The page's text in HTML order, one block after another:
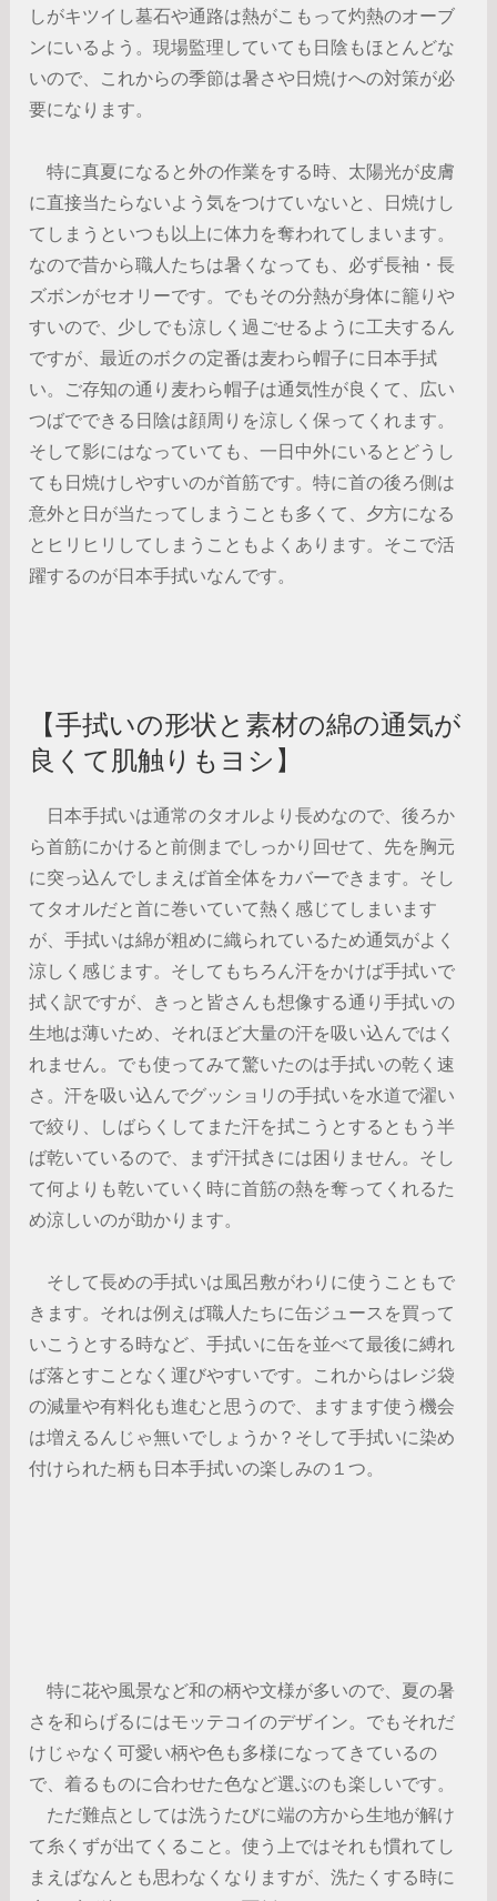
しがキツイし墓石や通路は熱がこもって灼熱のオーブ
ンにいるよう。現場監理していても日陰もほとんどな
いので、これからの季節は暑さや日焼けへの対策が必
要になります。
特に真夏になると外の作業をする時、太陽光が皮膚
に直接当たらないよう気をつけていないと、日焼けし
てしまうといつも以上に体力を奪われてしまいます。
なので昔から職人たちは暑くなっても、必ず長袖・長
ズボンがセオリーです。でもその分熱が身体に籠りや
すいので、少しでも涼しく過ごせるように工夫するん
ですが、最近のボクの定番は麦わら帽子に日本手拭
い。ご存知の通り麦わら帽子は通気性が良くて、広い
つばでできる日陰は顔周りを涼しく保ってくれます。
そして影にはなっていても、一日中外にいるとどうし
ても日焼けしやすいのが首筋です。特に首の後ろ側は
意外と日が当たってしまうことも多くて、夕方になる
とヒリヒリしてしまうこともよくあります。そこで活
躍するのが日本手拭いなんです。
【手拭いの形状と素材の綿の通気が
良くて肌触りもヨシ】
日本手拭いは通常のタオルより長めなので、後ろか
ら首筋にかけると前側までしっかり回せて、先を胸元
に突っ込んでしまえば首全体をカバーできます。そし
てタオルだと首に巻いていて熱く感じてしまいます
が、手拭いは綿が粗めに織られているため通気がよく
涼しく感じます。そしてもちろん汗をかけば手拭いで
拭く訳ですが、きっと皆さんも想像する通り手拭いの
生地は薄いため、それほど大量の汗を吸い込んではく
れません。でも使ってみて驚いたのは手拭いの乾く速
さ。汗を吸い込んでグッショリの手拭いを水道で濯い
で絞り、しばらくしてまた汗を拭こうとするともう半
ば乾いているので、まず汗拭きには困りません。そし
て何よりも乾いていく時に首筋の熱を奪ってくれるた
め涼しいのが助かります。
そして長めの手拭いは風呂敷がわりに使うこともで
きます。それは例えば職人たちに缶ジュースを買って
いこうとする時など、手拭いに缶を並べて最後に縛れ
ば落とすことなく運びやすいです。これからはレジ袋
の減量や有料化も進むと思うので、ますます使う機会
は増えるんじゃ無いでしょうか？そして手拭いに染め
付けられた柄も日本手拭いの楽しみの１つ。
特に花や風景など和の柄や文様が多いので、夏の暑
さを和らげるにはモッテコイのデザイン。でもそれだ
けじゃなく可愛い柄や色も多様になってきているの
で、着るものに合わせた色など選ぶのも楽しいです。
ただ難点としては洗うたびに端の方から生地が解け
て糸くずが出てくること。使う上ではそれも慣れてし
まえばなんとも思わなくなりますが、洗たくする時に